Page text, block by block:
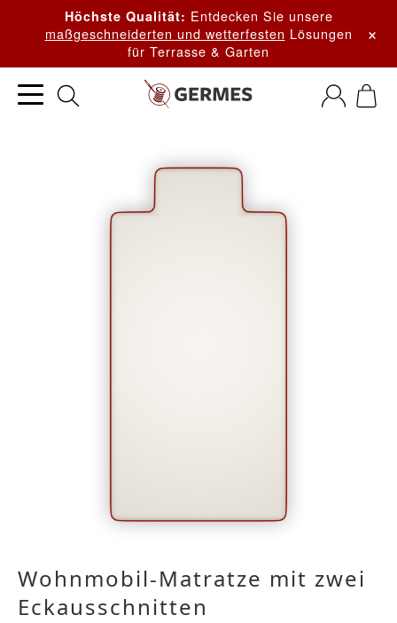
Höchste Qualität: Entdecken Sie unsere
maßgeschneiderten und wetterfesten Lösungen
für Terrasse & Garten
×
Wohnmobil-Matratze mit zwei
Eckausschnitten